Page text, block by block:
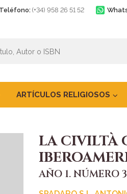
Teléfono: (+34) 958 26 51 52
ARTÍCULOS RELIGIOSOS
LA CIVILTÀ
AÑO 1. NÚMERO